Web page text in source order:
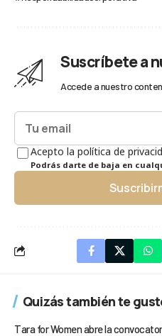
Suscríbete a
Accede a nuestro
Acepto la política de
Podrás darte de baja en
Quizás también te
Tara for Women abre la